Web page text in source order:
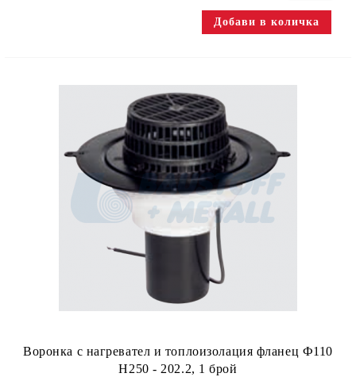
Воронка с нагревател и топлоизолация фланец Ф110
H250 - 202.2, 1 брой